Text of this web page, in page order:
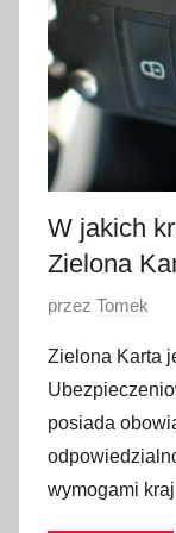
n
i
2
0
2
W jakich
Zielona
O
u
b
l
i
k
przez Tomek
Zielona Karta
posiada
wymogami